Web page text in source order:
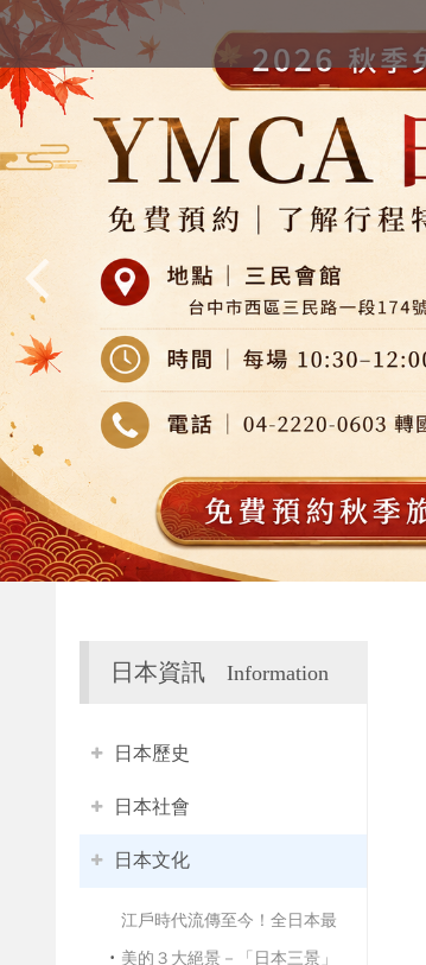
日本資訊 Information
日本歷史
日本社會
日本文化
江戶時代流傳至今！全日本最
美的３大絕景－「日本三景」